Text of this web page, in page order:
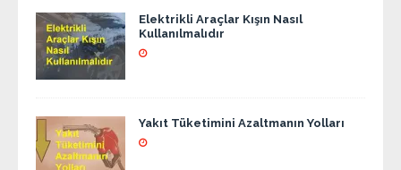
Elektrikli Araçlar Kışın Nasıl
Kullanılmalıdır
Yakıt Tüketimini Azaltmanın Yolları